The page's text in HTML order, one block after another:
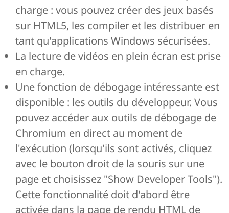
charge : vous pouvez créer des jeux basés
sur HTML5, les compiler et les distribuer en
tant qu'applications Windows sécurisées.
La lecture de vidéos en plein écran est prise
en charge.
Une fonction de débogage intéressante est
disponible : les outils du développeur. Vous
pouvez accéder aux outils de débogage de
Chromium en direct au moment de
l'exécution (lorsqu'ils sont activés, cliquez
avec le bouton droit de la souris sur une
page et choisissez "Show Developer Tools").
Cette fonctionnalité doit d'abord être
activée dans la page de rendu HTML de